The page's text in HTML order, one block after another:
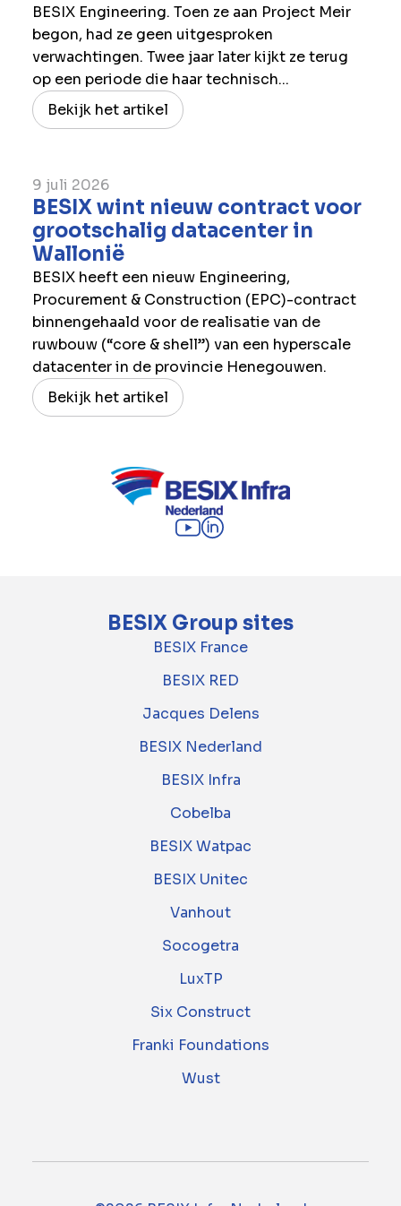
BESIX Engineering. Toen ze aan Project Meir
begon, had ze geen uitgesproken
verwachtingen. Twee jaar later kijkt ze terug
op een periode die haar technisch...
Bekijk het artikel
9 juli 2026
BESIX wint nieuw contract voor
grootschalig datacenter in
Wallonië
BESIX heeft een nieuw Engineering,
Procurement & Construction (EPC)-contract
binnengehaald voor de realisatie van de
ruwbouw (“core & shell”) van een hyperscale
datacenter in de provincie Henegouwen.
Bekijk het artikel
BESIX Group sites
BESIX France
BESIX RED
Jacques Delens
BESIX Nederland
BESIX Infra
Cobelba
BESIX Watpac
BESIX Unitec
Vanhout
Socogetra
LuxTP
Six Construct
Franki Foundations
Wust